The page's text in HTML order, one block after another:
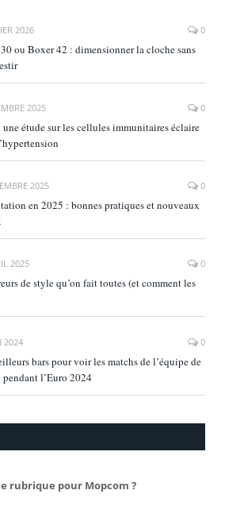
2026 0
ou Boxer 42 : dimensionner la cloche sans
2025 0
une étude sur les cellules immunitaires éclaire
2025 0
en 2025 : bonnes pratiques et nouveaux
2025 0
de style qu’on fait toutes (et comment les
2024 0
bars pour voir les matchs de l’équipe de
pendant l’Euro 2024
rubrique pour Mopcom ?